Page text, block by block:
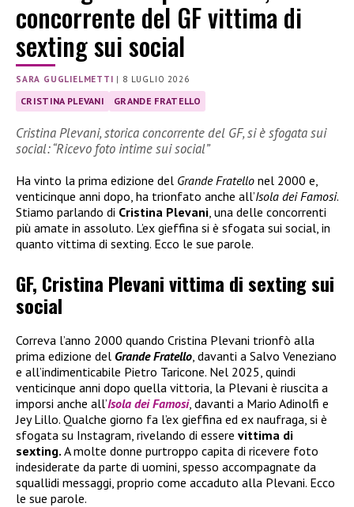
concorrente del GF vittima di
sexting sui social
SARA GUGLIELMETTI | 8 LUGLIO 2026
CRISTINA PLEVANI GRANDE FRATELLO
Cristina Plevani, storica concorrente del GF, si è sfogata sui
social: “Ricevo foto intime sui social”
Ha vinto la prima edizione del Grande Fratello nel 2000 e,
venticinque anni dopo, ha trionfato anche all’Isola dei Famosi.
Stiamo parlando di Cristina Plevani , una delle concorrenti
più amate in assoluto. L’ex gieffina si è sfogata sui social, in
quanto vittima di sexting. Ecco le sue parole.
GF, Cristina Plevani vittima di sexting sui
social
Correva l’anno 2000 quando Cristina Plevani trionfò alla
prima edizione del Grande Fratello , davanti a Salvo Veneziano
e all’indimenticabile Pietro Taricone. Nel 2025, quindi
venticinque anni dopo quella vittoria, la Plevani è riuscita a
imporsi anche all’Isola dei Famosi, davanti a Mario Adinolfi e
Jey Lillo. Qualche giorno fa l’ex gieffina ed ex naufraga, si è
sfogata su Instagram, rivelando di essere vittima di
sexting. A molte donne purtroppo capita di ricevere foto
indesiderate da parte di uomini, spesso accompagnate da
squallidi messaggi, proprio come accaduto alla Plevani. Ecco
le sue parole.